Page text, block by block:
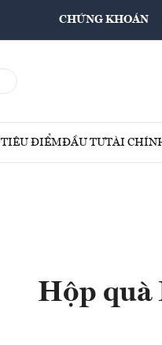
CHỨNG KHOÁN
TIÊU ĐIỂMĐẦU TƯTÀI
Hộp quà